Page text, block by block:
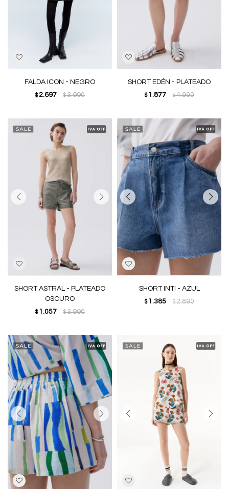
FALDA ICON - NEGRO
$ 2.697 $3.990
SHORT EDÉN - PLATEADO
$ 1.877 $4.990
SHORT ASTRAL - PLATEADO
OSCURO
$ 1.057 $3.990
SHORT INTI - AZUL
$ 1.385 $2.890